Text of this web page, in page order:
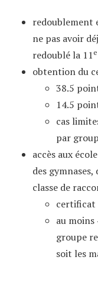
redoublement
ne pas avoir
redoublé la 11 e
obtention du
38.5
14.5
cas
par
accès aux
des
classe de
certificat
au moins
groupe
soit les